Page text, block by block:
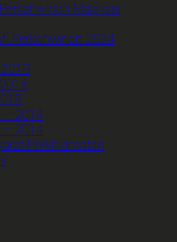
Malaysia
Perkahwinan 2024
– 2014
– 2014
Perkhidmatan